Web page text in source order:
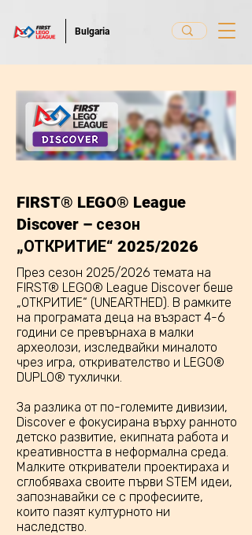
Bulgaria
FIRST® LEGO® League
Discover – сезон
„ОТКРИТИЕ“ 2025/2026
През сезон 2025/2026 темата на
FIRST® LEGO® League Discover беше
„ОТКРИТИЕ“ (UNEARTHED). В рамките
на програмата деца на възраст 4-6
години се превърнаха в малки
археолози, изследвайки миналото
чрез игра, откривателство и LEGO®
DUPLO® тухлички.
За разлика от по-големите дивизии,
Discover е фокусирана върху ранното
детско развитие, екипната работа и
креативността в неформална среда.
Малките откриватели проектираха и
сглобяваха своите първи STEM идеи,
запознавайки се с професиите,
които пазят културното ни
наследство.